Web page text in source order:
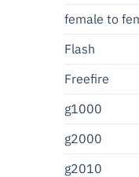
female to
Flash
Freefire
g1000
g2000
g2010